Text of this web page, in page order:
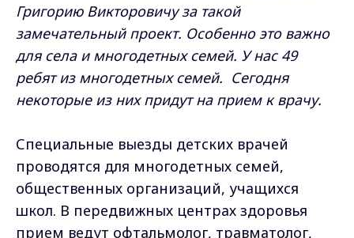
Григорию Викторовичу за такой
замечательный проект. Особенно это важно
для села и многодетных семей. У нас 49
ребят из многодетных семей. Сегодня
некоторые из них придут на прием к врачу.
Специальные выезды детских врачей
проводятся для многодетных семей,
общественных организаций, учащихся
школ. В передвижных центрах здоровья
прием ведут офтальмолог, травматолог,